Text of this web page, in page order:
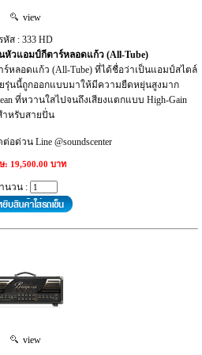
view
หัส : 333 HD
หัวแอมป์กีตาร์หลอดแก้ว (All-Tube)
ร์หลอดแก้ว (All-Tube) ที่ได้ชื่อว่าเป็นแอมป์สไตล์
ยรุ่นนี้ถูกออกแบบมาให้มีความยืดหยุ่นสูงมาก
ที่หวานใสไปจนถึงเสียงแตกแบบ High-Gain
ำหรับสายปั่น
ด่วน Line @soundscenter
: 19,500.00 บาท
นวน :
view